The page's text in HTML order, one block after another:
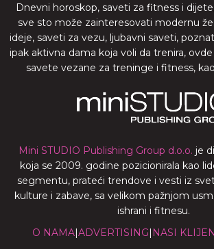
Dnevni horoskop, saveti za fitness i
sve sto može zainteresovati modernu
ideje, saveti za vezu, ljubavni saveti,
ipak aktivna dama koja voli da trenira,
savete vezane za treninge i fitness,
Mini STUDIO Publishing Group d.o.o. je
koja se 2009. godine pozicionirala kao
segmentu, prateći trendove i vesti iz
kulture i zabave, sa velikom pažnjom
ishrani i fitnesu.
O NAMA|ADVERTISING| NASI